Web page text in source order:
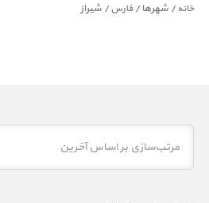
خانه / شهرها /فارس/ شیراز
مرتب‌سازی بر اساس آخرین